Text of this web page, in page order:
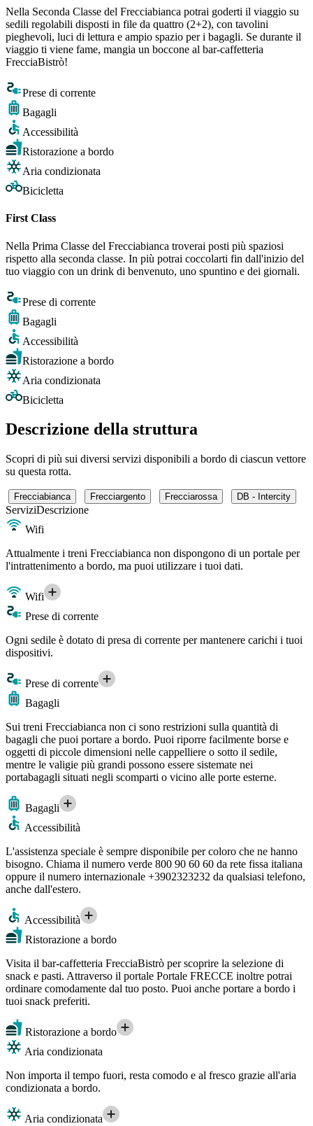
Nella Seconda Classe del Frecciabianca potrai goderti il viaggio su
sedili regolabili disposti in file da quattro (2+2), con tavolini
pieghevoli, luci di lettura e ampio spazio per i bagagli. Se durante il
viaggio ti viene fame, mangia un boccone al bar-caffetteria
FrecciaBistrò!
Prese di corrente
Bagagli
Accessibilità
Ristorazione a bordo
Aria condizionata
Bicicletta
First Class
Nella Prima Classe del Frecciabianca troverai posti più spaziosi
rispetto alla seconda classe. In più potrai coccolarti fin dall'inizio del
tuo viaggio con un drink di benvenuto, uno spuntino e dei giornali.
Prese di corrente
Bagagli
Accessibilità
Ristorazione a bordo
Aria condizionata
Bicicletta
Descrizione della struttura
Scopri di più sui diversi servizi disponibili a bordo di ciascun vettore
su questa rotta.
Frecciabianca Frecciargento Frecciarossa DB - Intercity
ServiziDescrizione
Wifi
Attualmente i treni Frecciabianca non dispongono di un portale per
l'intrattenimento a bordo, ma puoi utilizzare i tuoi dati.
Wifi
Prese di corrente
Ogni sedile è dotato di presa di corrente per mantenere carichi i tuoi
dispositivi.
Prese di corrente
Bagagli
Sui treni Frecciabianca non ci sono restrizioni sulla quantità di
bagagli che puoi portare a bordo. Puoi riporre facilmente borse e
oggetti di piccole dimensioni nelle cappelliere o sotto il sedile,
mentre le valigie più grandi possono essere sistemate nei
portabagagli situati negli scomparti o vicino alle porte esterne.
Bagagli
Accessibilità
L'assistenza speciale è sempre disponibile per coloro che ne hanno
bisogno. Chiama il numero verde 800 90 60 60 da rete fissa italiana
oppure il numero internazionale +3902323232 da qualsiasi telefono,
anche dall'estero.
Accessibilità
Ristorazione a bordo
Visita il bar-caffetteria FrecciaBistrò per scoprire la selezione di
snack e pasti. Attraverso il portale Portale FRECCE inoltre potrai
ordinare comodamente dal tuo posto. Puoi anche portare a bordo i
tuoi snack preferiti.
Ristorazione a bordo
Aria condizionata
Non importa il tempo fuori, resta comodo e al fresco grazie all'aria
condizionata a bordo.
Aria condizionata